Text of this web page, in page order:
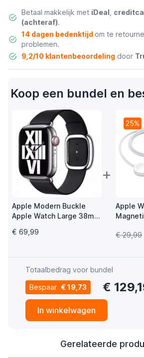
Betaal makkelijk met iDeal
(achteraf).
14 dagen bedenktijd om te
problemen.
9,2/10 klantenbeoordelingdoor
Koop een bundel en
Apple Modern Buckle
Apple Watch Large 38mm
Ink / Maat L
€ 69,99
+
25%
Apple
USB-C
€ 29,99
Totaalbedrag voor bundel
Bespaar € 19,73 €
In winkelwagen
Gerelateerde